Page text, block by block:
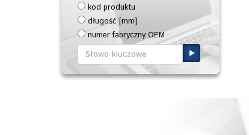
kod produktu
długość [mm]
numer fabryczny OEM